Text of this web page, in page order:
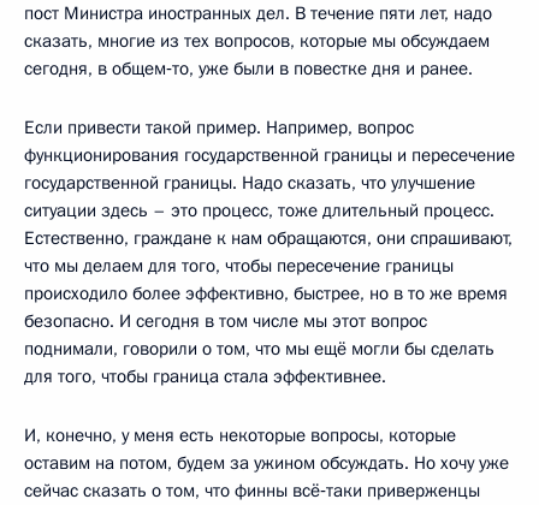
пост Министра иностранных дел. В течение пяти лет, надо
сказать, многие из тех вопросов, которые мы обсуждаем
сегодня, в общем‑то, уже были в повестке дня и ранее.
Если привести такой пример. Например, вопрос
функционирования государственной границы и пересечение
государственной границы. Надо сказать, что улучшение
ситуации здесь – это процесс, тоже длительный процесс.
Естественно, граждане к нам обращаются, они спрашивают,
что мы делаем для того, чтобы пересечение границы
происходило более эффективно, быстрее, но в то же время
безопасно. И сегодня в том числе мы этот вопрос
поднимали, говорили о том, что мы ещё могли бы сделать
для того, чтобы граница стала эффективнее.
И, конечно, у меня есть некоторые вопросы, которые
оставим на потом, будем за ужином обсуждать. Но хочу уже
сейчас сказать о том, что финны всё‑таки приверженцы